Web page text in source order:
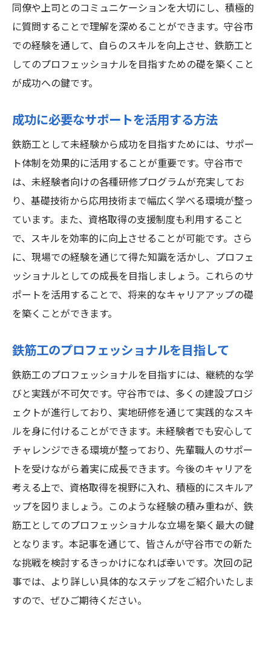
同僚や上司とのコミュニケーションを大切にし、積極的
に質問することで理解を深めることができます。守谷市
での経験を通して、自らのスキルを向上させ、鉄筋工と
してのプロフェッショナルを目指すための礎を築くこと
が成功への鍵です。
成功に必要なサポートを活用する方法
鉄筋工として未経験から成功を目指すためには、サポー
ト体制を効果的に活用することが重要です。守谷市で
は、未経験者向けの各種研修プログラムが充実してお
り、基礎技術から応用技術まで幅広く学べる環境が整っ
ています。また、資格取得の支援制度も利用すること
で、スキルを効率的に向上させることが可能です。さら
に、現場での経験を通じて得た知識を活かし、プロフェ
ッショナルとしての成長を目指しましょう。これらのサ
ポートを活用することで、将来的なキャリアアップの礎
を築くことができます。
鉄筋工のプロフェッショナルを目指して
鉄筋工のプロフェッショナルを目指すには、継続的な学
びと実践が不可欠です。守谷市では、多くの建設プロジ
ェクトが進行しており、実地研修を通じて実践的なスキ
ルを身に付けることができます。未経験者でも安心して
チャレンジできる環境が整っており、先輩職人のサポー
トを受けながら着実に成長できます。今後のキャリアを
考える上で、資格取得を視野に入れ、積極的にスキルア
ップを図りましょう。このような経験の積み重ねが、鉄
筋工としてのプロフェッショナルな立場を築く最大の鍵
となります。本記事を通じて、皆さんが守谷市での新た
な挑戦を検討するきっかけになれば幸いです。次回の記
事では、より詳しい具体的なステップをご紹介いたしま
すので、ぜひご期待ください。